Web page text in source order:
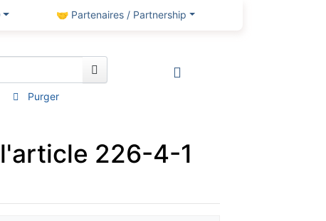
🤝 Partenaires / Partnership
Purger
226-4-1